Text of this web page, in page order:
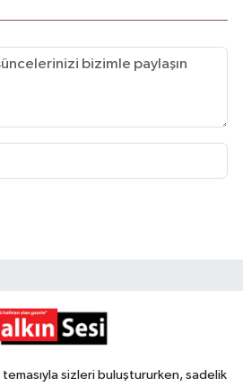
sizleri buluştururken, sadelik